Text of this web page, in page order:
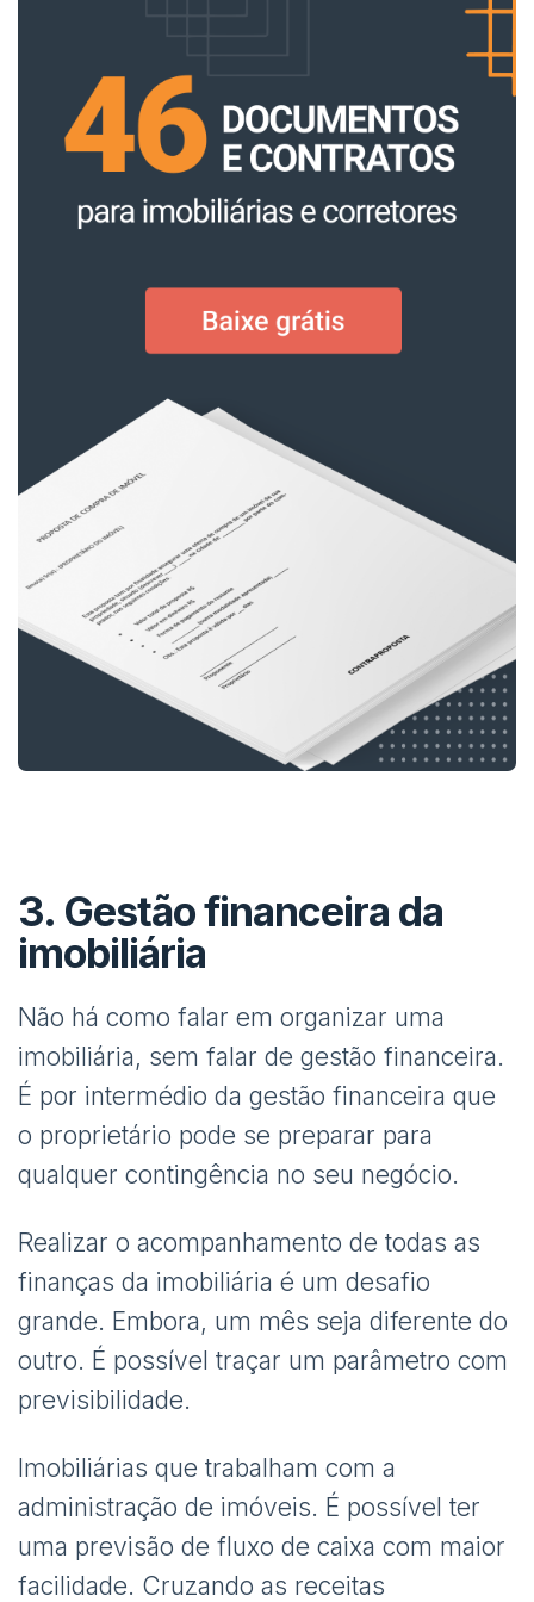
3. Gestão financeira da
imobiliária
Não há como falar em organizar uma
imobiliária, sem falar de gestão financeira.
É por intermédio da gestão financeira que
o proprietário pode se preparar para
qualquer contingência no seu negócio.
Realizar o acompanhamento de todas as
finanças da imobiliária é um desafio
grande. Embora, um mês seja diferente do
outro. É possível traçar um parâmetro com
previsibilidade.
Imobiliárias que trabalham com a
administração de imóveis. É possível ter
uma previsão de fluxo de caixa com maior
facilidade. Cruzando as receitas